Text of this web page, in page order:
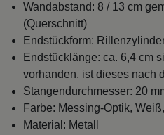
Wandabstand: 8 / 13 cm
(Querschnitt)
Endstückform:
Endstücklänge: ca. 6,4 cm
vorhanden, ist dieses nach
Stangendurchmesser: 20
Farbe: Messing-Optik,
Material: Metall